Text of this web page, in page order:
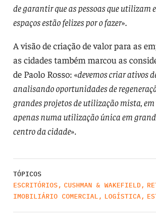
de garantir que as pessoas que utilizam
espaços estão felizes por o fazer».
A visão de criação de valor para as
as cidades também marcou as
de Paolo Rosso: «devemos criar ativos
analisando oportunidades de
grandes projetos de utilização mista, em
apenas numa utilização única em
centro da cidade».
TÓPICOS
ESCRITÓRIOS , CUSHMAN & WAKEFIELD,
IMOBILIÁRIO COMERCIAL , LOGÍSTICA,